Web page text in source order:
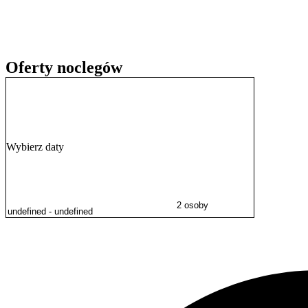
alternatywą dla aktywnego wypoczynku może być wizyta w
Oferty noclegów
Wybierz daty
2 osoby